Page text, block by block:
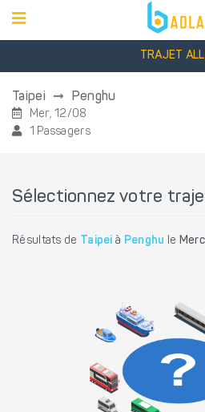
TRAJET
Taipei Penghu
Mer, 12/08
1 Passagers
Sélectionnez votre
Résultats de Taipei à Penghu le